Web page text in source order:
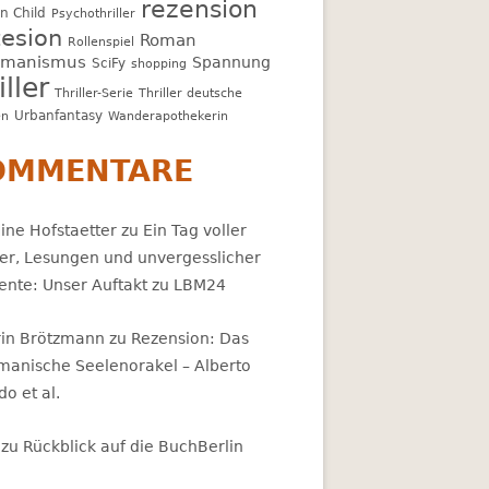
Child
Psychothriller rezension
Rollenspiel
Roman
SciFy shopping Spannung
Thriller-Serie Thriller deutsche
Urbanfantasy Wanderapothekerin
Hofstaetter zu Ein Tag voller
Lesungen und unvergesslicher
Unser Auftakt zu LBM24
Brötzmann zu Rezension: Das
Seelenorakel – Alberto
et al.
zu Rückblick auf die BuchBerlin